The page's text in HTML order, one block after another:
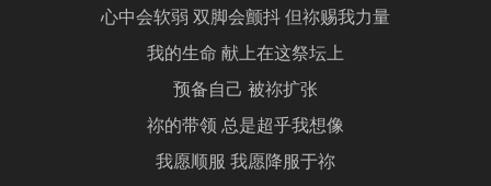
心中会软弱 双脚会颤抖 但祢赐我力量
我的生命 献上在这祭坛上
预备自己 被祢扩张
祢的带领 总是超乎我想像
我愿顺服 我愿降服于祢